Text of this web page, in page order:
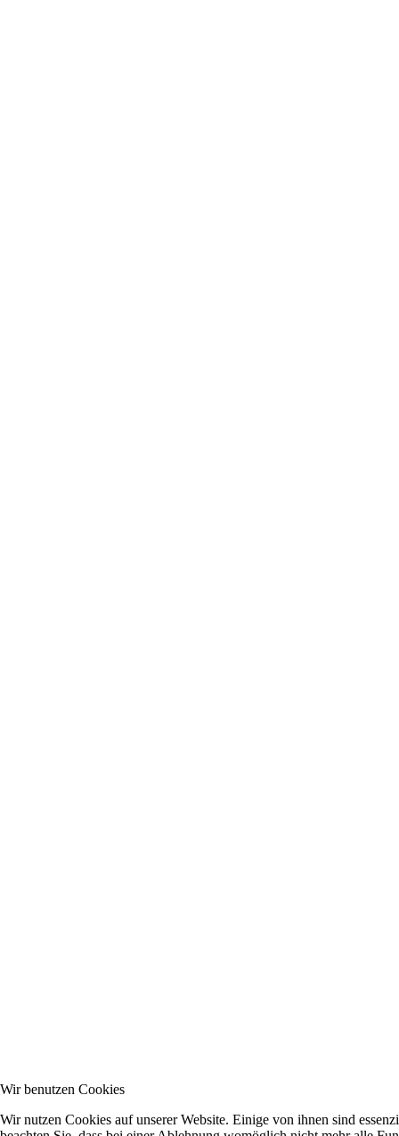
Wir benutzen Cookies
Wir nutzen Cookies auf unserer Website. Einige von ihnen sind